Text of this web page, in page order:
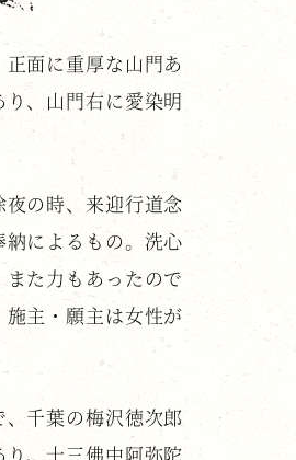
面に重厚な山門あ
、山門右に愛染明
の時、来迎行道念
によるもの。洗心
た力もあったので
主・願主は女性が
千葉の梅沢徳次郎
、十三佛中阿弥陀